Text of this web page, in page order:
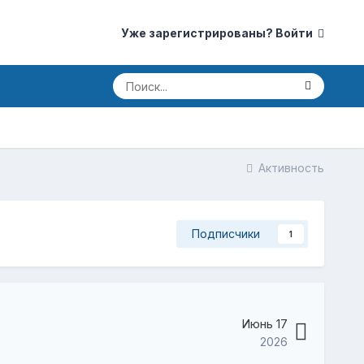
Уже зарегистрированы? Войти
Активность
Подписчики 1
Июнь 17
2026